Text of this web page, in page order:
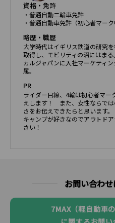
資格・免許
・普通自動二輪車免許
・普通自動車免許（初心者マーク
略歴・職歴
大学時代はイギリス鉄道の研究
取得し、モビリティの沼にはま
カルジャパンに入社マーケティ
属。
PR
ライダー目線、4輪は初心者マ
えします！ また、女性ならで
さをお伝えできたらと思います。
キャンプが好きなのでアウトド
さい！
お問い合わ
7MAX（軽自動車